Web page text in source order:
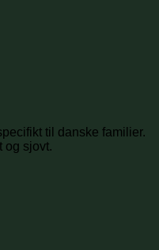
til danske familier.
og sjovt.